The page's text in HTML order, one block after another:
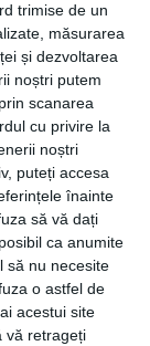
trimise de un
măsurarea
și dezvoltarea
noștri putem
scanarea
cu privire la
noștri
puteți accesa
înainte
să vă dați
ca anumite
să nu necesite
o astfel de
acestui site
vă retrageți
Cu
de
de
că optezi
ocaziei,
chiar tu un